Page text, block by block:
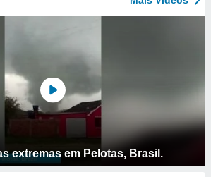
extremas em Pelotas, Brasil.